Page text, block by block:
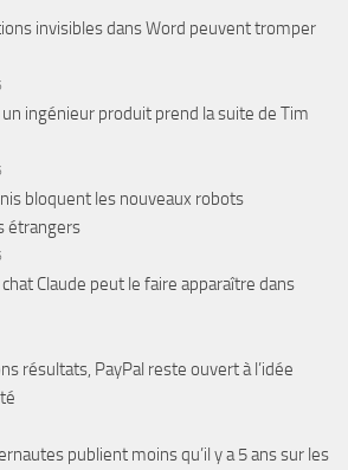
invisibles dans Word peuvent tromper
un ingénieur produit prend la suite de Tim
bloquent les nouveaux robots
étrangers
Claude peut le faire apparaître dans
résultats, PayPal reste ouvert à l’idée
publient moins qu’il y a 5 ans sur les